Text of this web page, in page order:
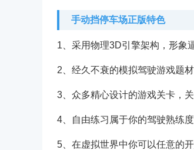
手动挡停车场正版特色
1、采用物理3D引擎架构，形象
2、经久不衰的模拟驾驶游戏题
3、众多精心设计的游戏关卡，
4、自由练习属于你的驾驶熟练
5、在虚拟世界中你可以任意的